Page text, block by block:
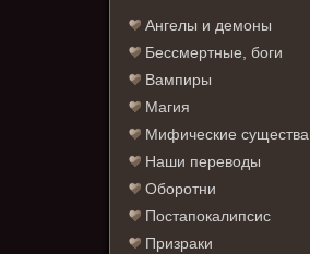
Ангелы и демоны
Бессмертные, боги
Вампиры
Магия
Мифические существа
Наши переводы
Оборотни
Постапокалипсис
Призраки